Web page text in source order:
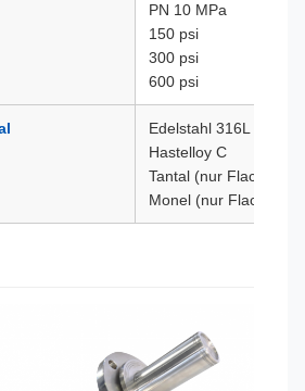
PN 10 MPa
150 psi
300 psi
600 psi
Edelstahl 316L
Hastelloy C
Tantal (nur
Monel (nur